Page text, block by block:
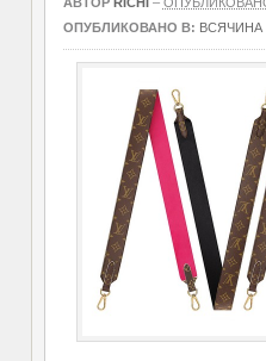
ОПУБЛИКОВАНО В: ВСЯЧИНА